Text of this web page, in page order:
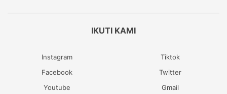
IKUTI KAMI
Instagram
Tiktok
Facebook
Twitter
Youtube
Gmail